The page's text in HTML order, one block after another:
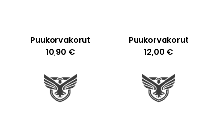
Puukorvakorut
10,90 €
Puukorvakorut
12,00 €